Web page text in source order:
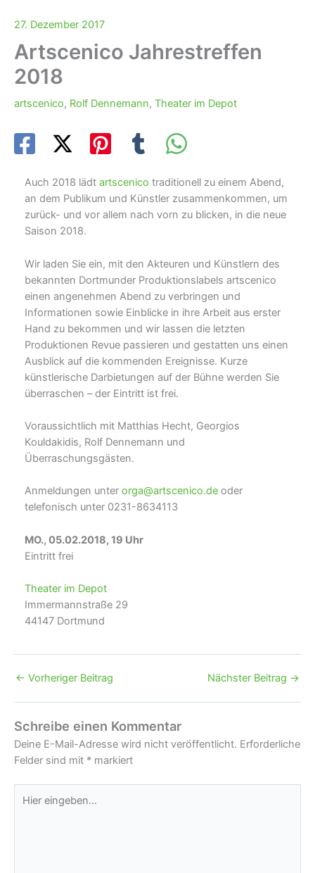
27. Dezember 2017
Artscenico Jahrestreffen
2018
artscenico, Rolf Dennemann, Theater im Depot
Auch 2018 lädt artscenico traditionell zu einem Abend,
an dem Publikum und Künstler zusammenkommen, um
zurück- und vor allem nach vorn zu blicken, in die neue
Saison 2018.
Wir laden Sie ein, mit den Akteuren und Künstlern des
bekannten Dortmunder Produktionslabels artscenico
einen angenehmen Abend zu verbringen und
Informationen sowie Einblicke in ihre Arbeit aus erster
Hand zu bekommen und wir lassen die letzten
Produktionen Revue passieren und gestatten uns einen
Ausblick auf die kommenden Ereignisse. Kurze
künstlerische Darbietungen auf der Bühne werden Sie
überraschen – der Eintritt ist frei.
Voraussichtlich mit Matthias Hecht, Georgios
Kouldakidis, Rolf Dennemann und
Überraschungsgästen.
Anmeldungen unter orga@artscenico.de oder
telefonisch unter 0231-8634113
MO., 05.02.2018, 19 Uhr
Eintritt frei
Theater im Depot
Immermannstraße 29
44147 Dortmund
← Vorheriger Beitrag Nächster Beitrag →
Schreibe einen Kommentar
Deine E-Mail-Adresse wird nicht veröffentlicht. Erforderliche
Felder sind mit * markiert
eingeben…